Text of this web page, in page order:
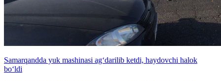
Samarqandda yuk mashinasi ag‘darilib ketdi, haydovchi halok
bo‘ldi